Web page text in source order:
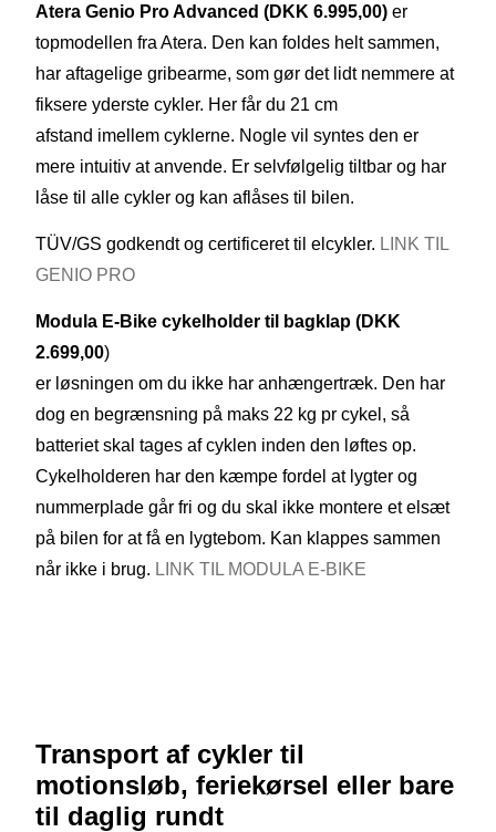
AteraGenio Pro Advanced (DKK 6.995,00)er
topmodellen fra Atera. Den kan foldes helt sammen,
har aftagelige gribearme, som gør det lidt nemmere at
fiksere yderste cykler. Her får du 21 cm
afstand imellem cyklerne. Nogle vil syntes den er
mere intuitiv at anvende. Er selvfølgelig tiltbar og har
låse til alle cykler og kan aflåses til bilen.
TÜV/GS godkendt og certificeret til elcykler. LINK TIL
GENIO PRO
Modula E-Bike cykelholder til bagklap (DKK
2.699,00)
er løsningen om du ikke har anhængertræk. Den har
dog en begrænsning på maks 22 kg pr cykel, så
batteriet skal tages af cyklen inden den løftes op.
Cykelholderen har den kæmpe fordel at lygter og
nummerplade går fri og du skal ikke montere et elsæt
på bilen for at få en lygtebom. Kan klappes sammen
når ikke i brug. LINK TIL MODULA E-BIKE
Transport af cykler til
motionsløb, feriekørsel eller bare
til daglig rundt